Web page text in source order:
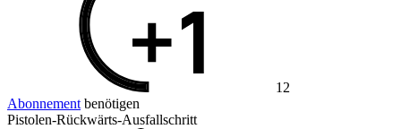
12
Abonnement benötigen
Pistolen-Rückwärts-Ausfallschritt